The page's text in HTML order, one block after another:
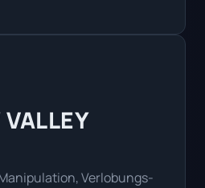
Verlobungs-